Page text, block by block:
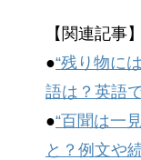
【関連記事】
●“残り物に
語は？英語
●“百聞は一
と？例文や